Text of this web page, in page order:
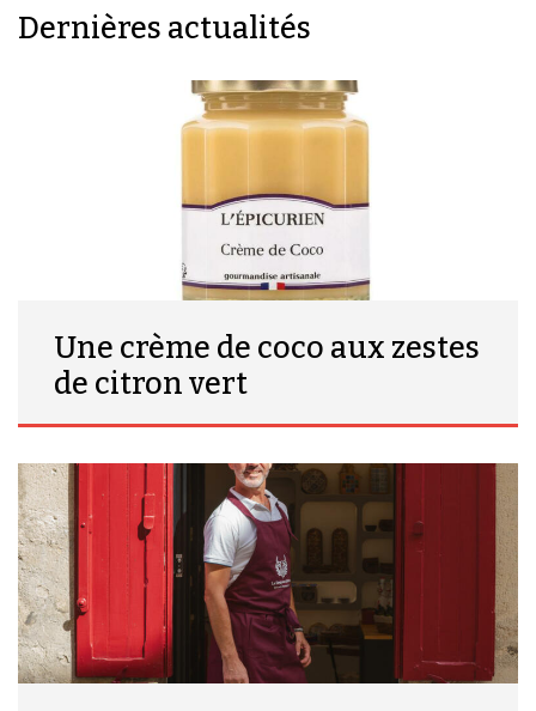
Dernières actualités
Une crème de coco aux zestes
de citron vert